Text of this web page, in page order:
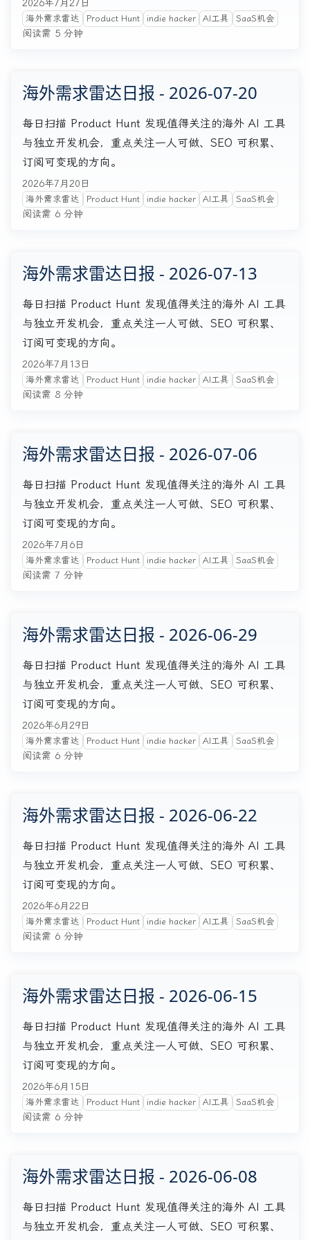
2026年7月27日
海外需求雷达 Product Hunt indie hacker AI工具 SaaS机会
阅读需 5 分钟
海外需求雷达日报 - 2026-07-20
每日扫描 Product Hunt 发现值得关注的海外 AI 工具
与独立开发机会，重点关注一人可做、SEO 可积累、
订阅可变现的方向。
2026年7月20日
海外需求雷达 Product Hunt indie hacker AI工具 SaaS机会
阅读需 6 分钟
海外需求雷达日报 - 2026-07-13
每日扫描 Product Hunt 发现值得关注的海外 AI 工具
与独立开发机会，重点关注一人可做、SEO 可积累、
订阅可变现的方向。
2026年7月13日
海外需求雷达 Product Hunt indie hacker AI工具 SaaS机会
阅读需 8 分钟
海外需求雷达日报 - 2026-07-06
每日扫描 Product Hunt 发现值得关注的海外 AI 工具
与独立开发机会，重点关注一人可做、SEO 可积累、
订阅可变现的方向。
2026年7月6日
海外需求雷达 Product Hunt indie hacker AI工具 SaaS机会
阅读需 7 分钟
海外需求雷达日报 - 2026-06-29
每日扫描 Product Hunt 发现值得关注的海外 AI 工具
与独立开发机会，重点关注一人可做、SEO 可积累、
订阅可变现的方向。
2026年6月29日
海外需求雷达 Product Hunt indie hacker AI工具 SaaS机会
阅读需 6 分钟
海外需求雷达日报 - 2026-06-22
每日扫描 Product Hunt 发现值得关注的海外 AI 工具
与独立开发机会，重点关注一人可做、SEO 可积累、
订阅可变现的方向。
2026年6月22日
海外需求雷达 Product Hunt indie hacker AI工具 SaaS机会
阅读需 6 分钟
海外需求雷达日报 - 2026-06-15
每日扫描 Product Hunt 发现值得关注的海外 AI 工具
与独立开发机会，重点关注一人可做、SEO 可积累、
订阅可变现的方向。
2026年6月15日
海外需求雷达 Product Hunt indie hacker AI工具 SaaS机会
阅读需 6 分钟
海外需求雷达日报 - 2026-06-08
每日扫描 Product Hunt 发现值得关注的海外 AI 工具
与独立开发机会，重点关注一人可做、SEO 可积累、